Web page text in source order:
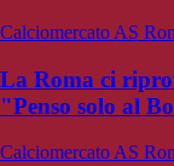
Calciomercato AS
La Roma ci
"Penso solo al
Calciomercato AS